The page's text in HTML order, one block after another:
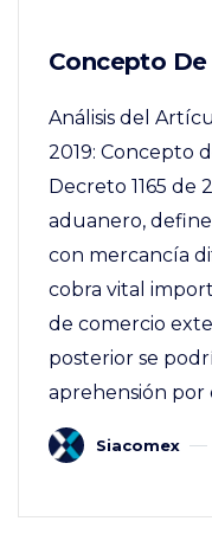
Concepto
Análisis del
2019: Concepto
Decreto 1165 de
aduanero,
con mercancía
cobra vital
de comercio
posterior se
aprehensión por
Siacomex